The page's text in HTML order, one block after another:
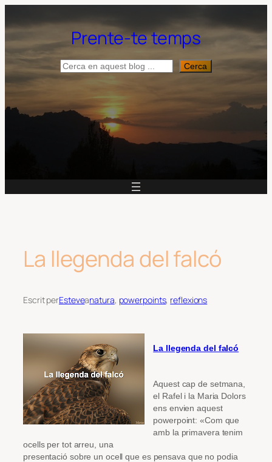
Prente-te temps
Cerca Cerca
La llegenda del falcó
Escrit perEsteveanatura, powerpoints, reflexions
La llegenda del falcó
Aquest cap de setmana,
el Rafel i la Maria Dolors
ens envien aquest
powerpoint: «Com que
amb la primavera tenim
ocells per tot arreu, una
presentació sobre un ocell que es pensava que no podia